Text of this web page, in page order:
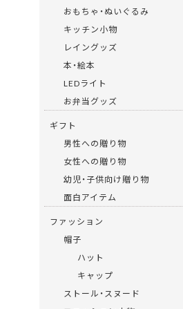
おもちゃ・ぬいぐるみ
キッチン小物
レイングッズ
本・絵本
LEDライト
お弁当グッズ
ギフト
男性への贈り物
女性への贈り物
幼児・子供向け贈り物
面白アイテム
ファッション
帽子
ハット
キャップ
ストール・スヌード